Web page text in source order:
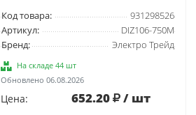
Код товара:
931298526
Артикул:
DIZ106-750M
Бренд:
Электро Трейд
На складе 44 шт
Обновлено 06.08.2026
Цена: 652.20 / шт